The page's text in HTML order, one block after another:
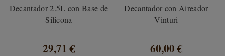
Decantador 2.5L con Base de
Silicona
29,71 €
Decantador con Aireador
Vinturi
60,00 €